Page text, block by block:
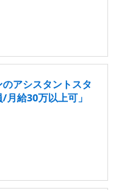
アシスタントスタ
給30万以上可」